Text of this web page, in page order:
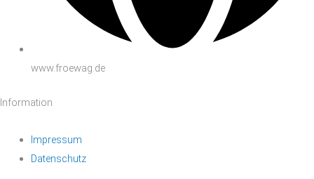
www.froewag.de
Information
Impressum
Datenschutz